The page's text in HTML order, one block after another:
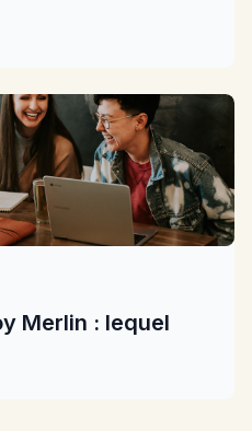
Merlin : lequel